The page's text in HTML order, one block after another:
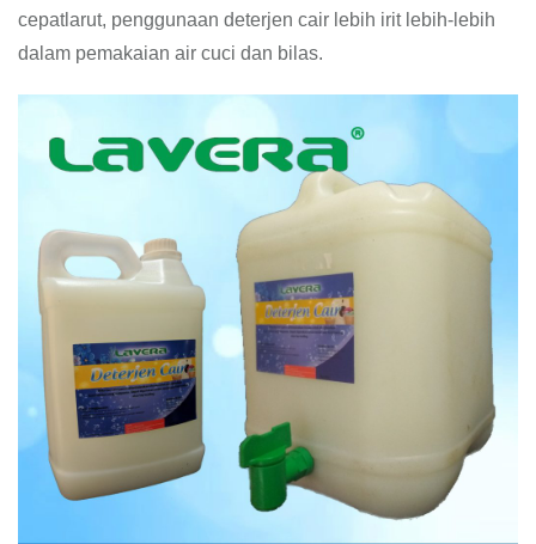
cepatlarut, penggunaan deterjen cair lebih irit lebih-lebih
dalam pemakaian air cuci dan bilas.